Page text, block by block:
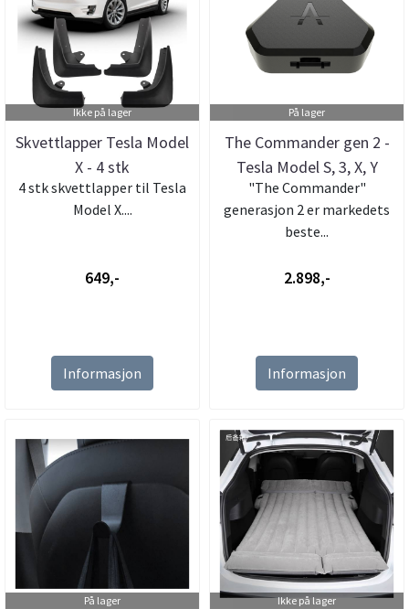
Ikke på lager
Skvettlapper Tesla Model
X - 4 stk
4 stk skvettlapper til Tesla
Model X....
649,-
Informasjon
På lager
The Commander gen 2 -
Tesla Model S, 3, X, Y
"The Commander"
generasjon 2 er markedets
beste...
2.898,-
Informasjon
På lager Ikke på lager